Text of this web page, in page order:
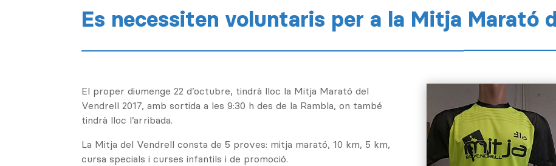
Es necessiten voluntaris per a la Mitja Marató
El proper diumenge 22 d’octubre, tindrà lloc la Mitja Marató del
Vendrell 2017, amb sortida a les 9:30 h des de la Rambla, on també
tindrà lloc l’arribada.
La Mitja del Vendrell consta de 5 proves: mitja marató, 10 km, 5 km,
cursa specials i curses infantils i de promoció.